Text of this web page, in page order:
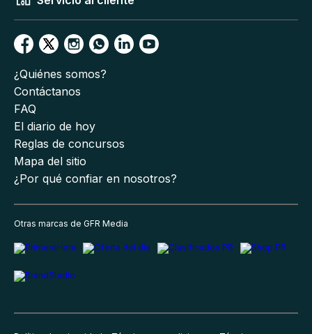
¿Quiénes somos?
Contáctanos
FAQ
El diario de hoy
Reglas de concursos
Mapa del sitio
¿Por qué confiar en nosotros?
Otras marcas de GFR Media